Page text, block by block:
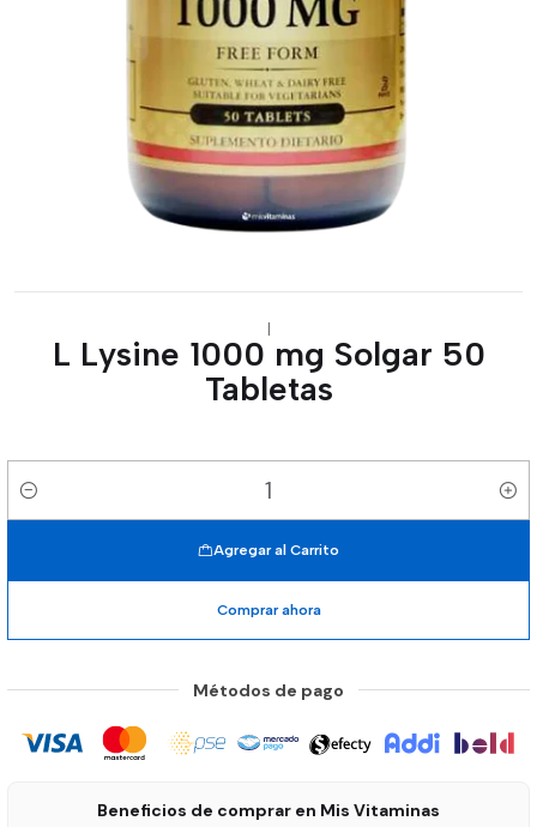
|
L Lysine 1000 mg Solgar 50
Tabletas
Cantidad
Agregar al Carrito
Comprar ahora
Métodos de pago
Beneficios de comprar en Mis Vitaminas